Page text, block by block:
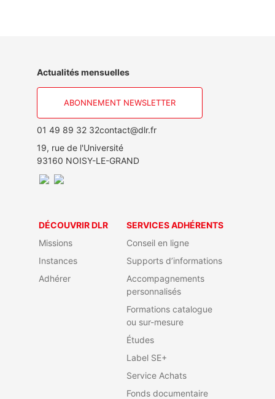
Actualités mensuelles
ABONNEMENT NEWSLETTER
01 49 89 32 32contact@dlr.fr
19, rue de l'Université
93160 NOISY-LE-GRAND
DÉCOUVRIR DLR
Missions
Instances
Adhérer
SERVICES ADHÉRENTS
Conseil en ligne
Supports d’informations
Accompagnements
personnalisés
Formations catalogue
ou sur-mesure
Études
Label SE+
Service Achats
Fonds documentaire